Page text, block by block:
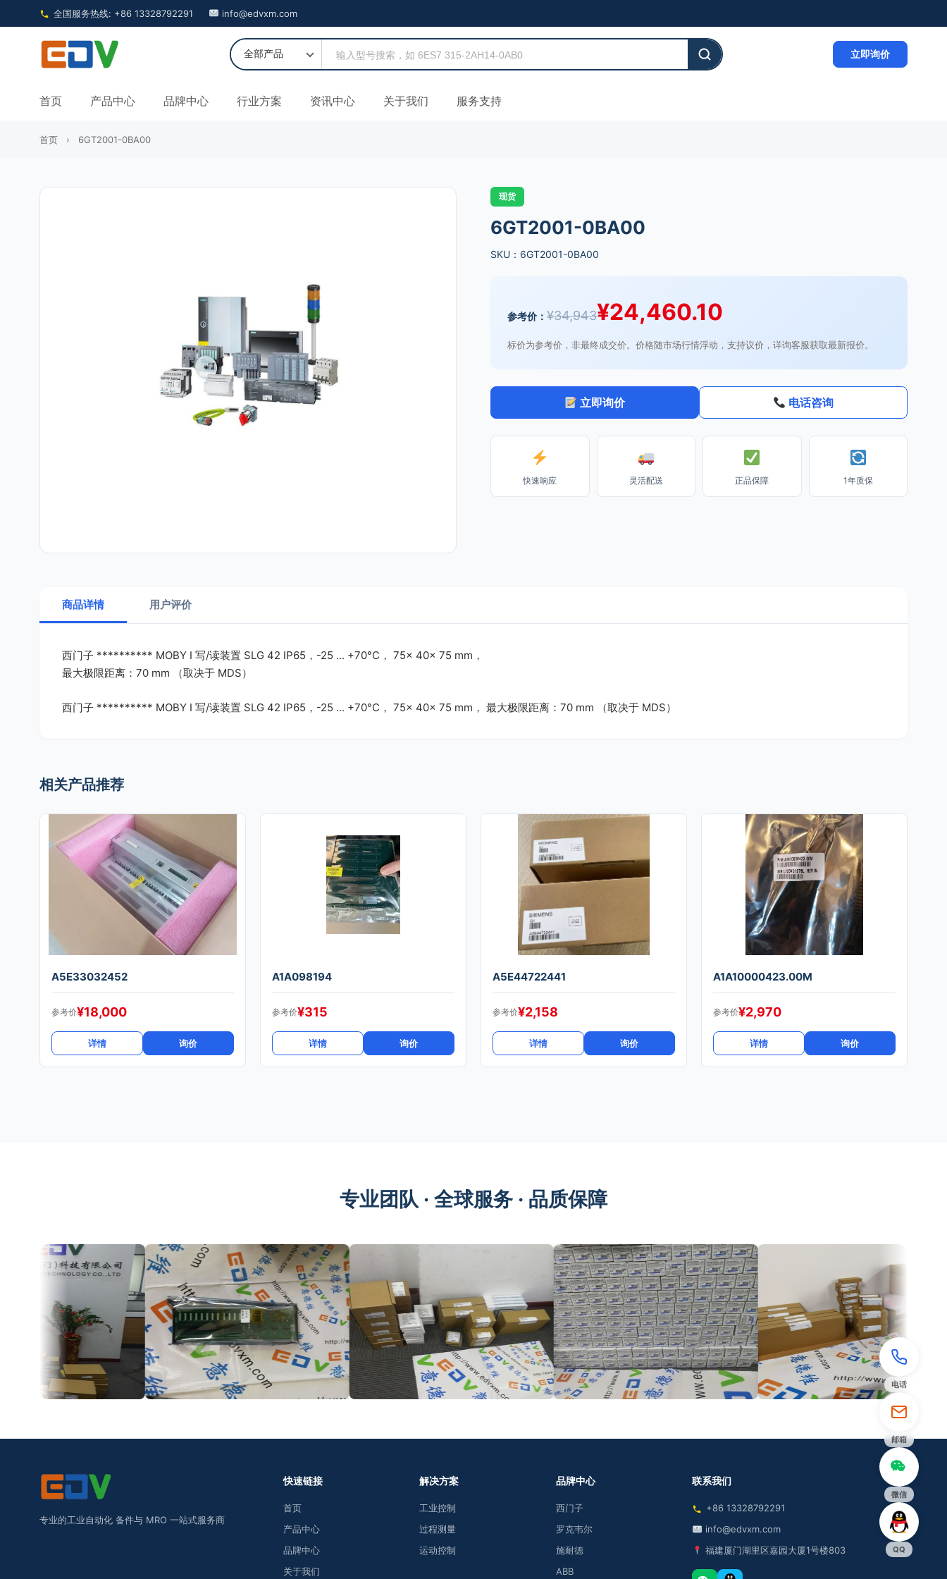
全国服务热线: +86 13328792291 info@edvxm.com
立即询价
首页 产品中心 品牌中心 行业方案 资讯中心 关于我们 服务支持
首页 › 6GT2001-0BA00
现货
6GT2001-0BA00
SKU：6GT2001-0BA00
参考价： ¥34,943¥24,460.10
标价为参考价，非最终成交价。价格随市场行情浮动，支持议价，详询客服获取最新报价。
立即询价 电话咨询
快速响应 灵活配送 正品保障 1年质保
商品详情 用户评价
西门子 ********** MOBY I 写/读装置 SLG 42 IP65，-25 ... +70°C， 75x 40x 75 mm，
最大极限距离：70 mm （取决于 MDS）
西门子 ********** MOBY I 写/读装置 SLG 42 IP65，-25 ... +70°C， 75x 40x 75 mm， 最大极限距离：70 mm （取决于 MDS）
相关产品推荐
A5E33032452
参考价¥18,000
详情 询价
A1A098194
参考价¥315
详情 询价
A5E44722441
参考价¥2,158
详情 询价
A1A10000423.00M
参考价¥2,970
详情 询价
专业团队 · 全球服务 · 品质保障
专业的工业自动化 备件与 MRO 一站式服务商
快速链接
首页
产品中心
品牌中心
关于我们
解决方案
工业控制
过程测量
运动控制
品牌中心
西门子
罗克韦尔
施耐德
ABB
联系我们
+86 13328792291
info@edvxm.com
福建厦门湖里区嘉园大厦1号楼803
电话
邮箱
微信
QQ